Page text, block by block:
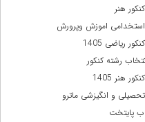
هنر
اموزش وپرورش
ریاضی 1405
رشته کنکور
هنر 1405
و انگیزشی ماترو
پایتخت